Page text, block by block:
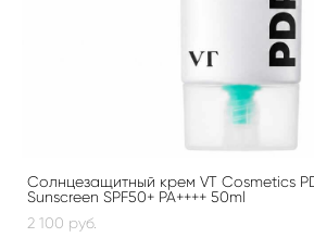
Солнцезащитный крем VT Cosmetics
Sunscreen SPF50+ PA++++ 50ml
2 100 pуб.